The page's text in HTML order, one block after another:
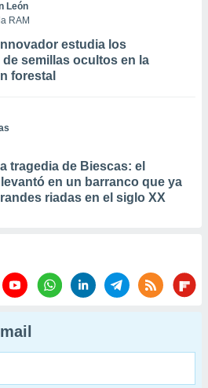
León
RAM
estudia los
semillas ocultos en la
forestal
tragedia de Biescas: el
en un barranco que ya
riadas en el siglo XX